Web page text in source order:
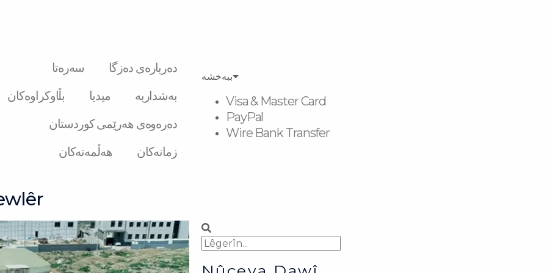
سەرەتا
دەربارەی دەزگا
بڵاوکراوەکان
میدیا
بەشداربە
دەرەوەی هەرێمی کوردستان
هەڵمەتەکان
زمانەکان
ببەخشە
Visa & Master Card
PayPal
Wire Bank Transfer
Search
Search